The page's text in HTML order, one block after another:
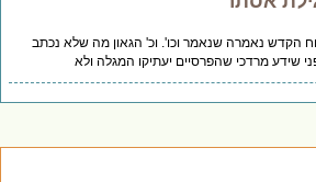
נאמרה שנאמר וכו'. וכ' הגאון מה שלא נכתב
מרדכי שהפרסיים יעתיקו המגלה ולא